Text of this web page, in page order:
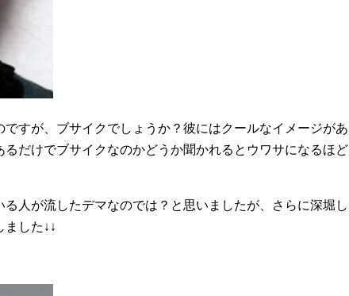
すが、ブサイクでしょうか？彼にはクールなイメージがあ
だけでブサイクなのかどうか聞かれるとウワサになるほど
人が流したデマなのでは？と思いましたが、さらに深堀し
した↓↓